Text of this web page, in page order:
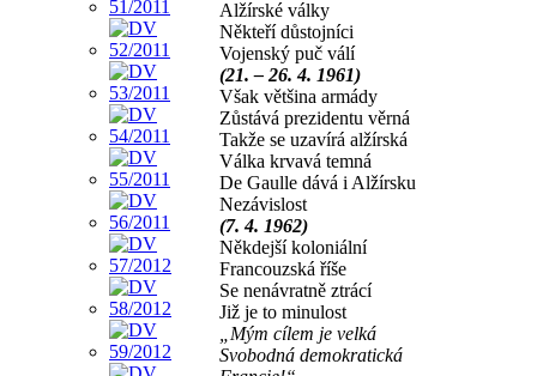
Alžírské války
Někteří důstojníci
Vojenský puč válí
(21. – 26. 4. 1961)
Však většina armády
Zůstává prezidentu věrná
Takže se uzavírá alžírská
Válka krvavá temná
De Gaulle dává i Alžírsku
Nezávislost
(7. 4. 1962)
Někdejší koloniální
Francouzská říše
Se nenávratně ztrácí
Již je to minulost
„Mým cílem je velká
Svobodná demokratická